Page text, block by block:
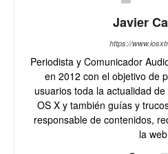
Javier
https://
Periodista y Comunicador
en 2012 con el objetivo de
usuarios toda la actualidad
OS X y también guías y
responsable de contenidos,
la